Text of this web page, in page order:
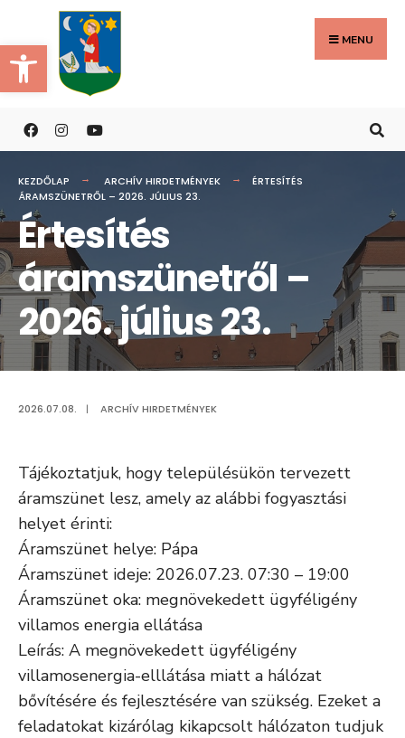
Eszköztár megnyitása
to
content
MENU
KEZDŐLAP ARCHÍV HIRDETMÉNYEK
ÉRTESÍTÉS
ÁRAMSZÜNETRŐL – 2026. JÚLIUS 23.
Értesítés
áramszünetről –
2026. július 23.
2026.07.08. | ARCHÍV HIRDETMÉNYEK
Tájékoztatjuk, hogy településükön tervezett
áramszünet lesz, amely az alábbi fogyasztási
helyet érinti:
Áramszünet helye: Pápa
Áramszünet ideje: 2026.07.23. 07:30 – 19:00
Áramszünet oka: megnövekedett ügyféligény
villamos energia ellátása
Leírás: A megnövekedett ügyféligény
villamosenergia-elllátása miatt a hálózat
bővítésére és fejlesztésére van szükség. Ezeket a
feladatokat kizárólag kikapcsolt hálózaton tudjuk
Search